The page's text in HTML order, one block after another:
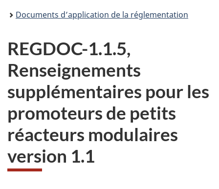
Documents d’application de la réglementation
REGDOC-1.1.5,
Renseignements
supplémentaires pour les
promoteurs de petits
réacteurs modulaires
version 1.1